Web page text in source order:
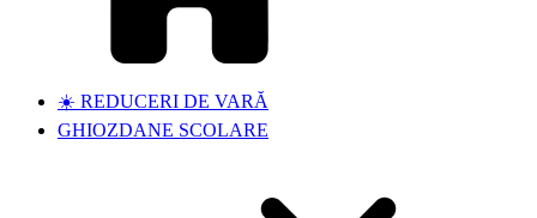
☀️ REDUCERI DE VARĂ
GHIOZDANE SCOLARE